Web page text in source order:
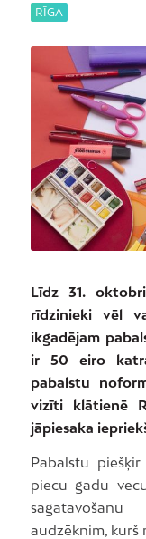
RĪGA
Līdz 31.
rīdzinieki vēl
ikgadējam
ir 50 eiro
pabalstu
vizīti klātienē
jāpiesaka
Pabalstu
piecu gadu
audzēknim, kurš